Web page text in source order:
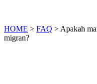
HOME > FAQ > Apakah
migran?